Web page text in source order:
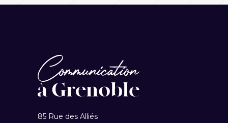
85 Rue des Alliés